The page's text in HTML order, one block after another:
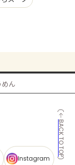
ん
BACK TO TOP
Instagram